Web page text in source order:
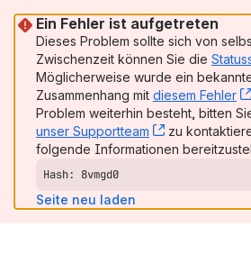
Ein Fehler ist aufgetreten
Dieses Problem sollte sich von
Zwischenzeit können Sie die
Möglicherweise wurde ein
Zusammenhang mit diesem Fehler
Problem weiterhin besteht, bitten
unser Supportteam
, (opens new
zu
folgende Informationen
Hash: 8vmgd0
Seite neu laden